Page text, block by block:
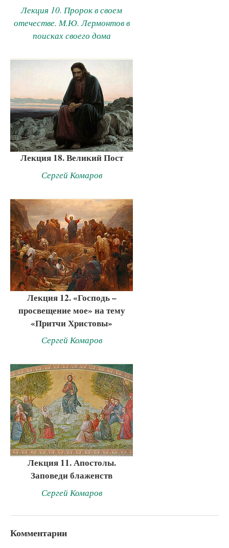
Лекция 10. Пророк в своем
отечестве. М.Ю. Лермонтов в
поисках своего дома
Лекция 18. Великий Пост
Сергей Комаров
Лекция 12. «Господь –
просвещение мое» на тему
«Притчи Христовы»
Сергей Комаров
Лекция 11. Апостолы.
Заповеди блаженств
Сергей Комаров
Комментарии